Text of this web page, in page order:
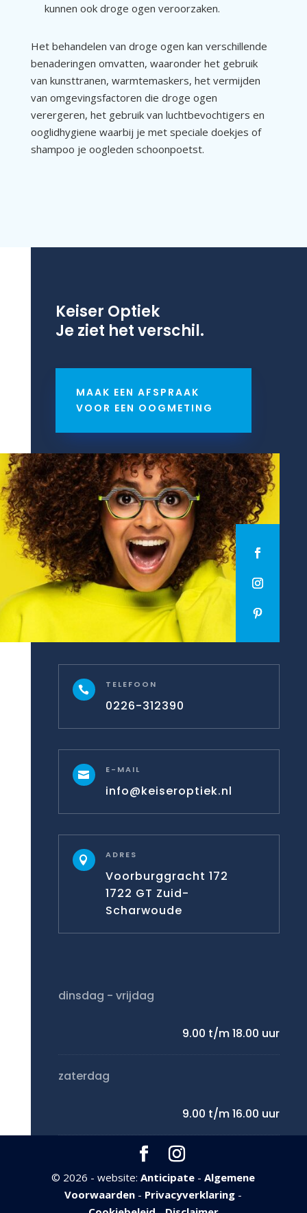
kunnen ook droge ogen veroorzaken.
Het behandelen van droge ogen kan verschillende
benaderingen omvatten, waaronder het gebruik
van kunsttranen, warmtemaskers, het vermijden
van omgevingsfactoren die droge ogen
verergeren, het gebruik van luchtbevochtigers en
ooglidhygiene waarbij je met speciale doekjes of
shampoo je oogleden schoonpoetst.
Keiser Optiek
Je ziet het verschil.
MAAK EEN AFSPRAAK
VOOR EEN OOGMETING
 TELEFOON
0226-312390
 E-MAIL
info@keiseroptiek.nl
 ADRES
Voorburggracht 172
1722 GT Zuid-
Scharwoude
dinsdag - vrijdag
9.00 t/m 18.00 uur
zaterdag
9.00 t/m 16.00 uur
© 2026 - website:Anticipate -Algemene
Voorwaarden - Privacyverklaring -